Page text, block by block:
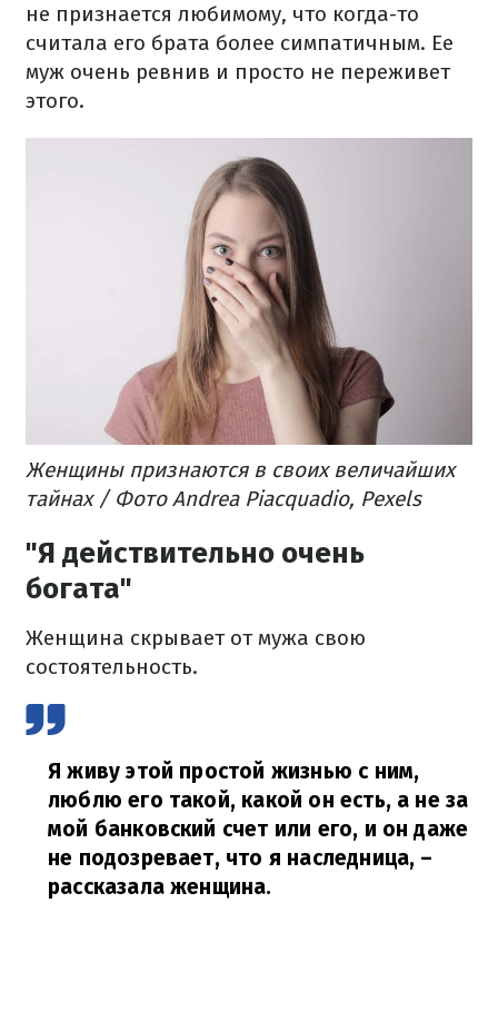
не признается любимому, что когда-то
считала его брата более симпатичным. Ее
муж очень ревнив и просто не переживет
этого.
Женщины признаются в своих величайших
тайнах / Фото Andrea Piacquadio, Pexels
"Я действительно очень
богата"
Женщина скрывает от мужа свою
состоятельность.
Я живу этой простой жизнью с ним,
люблю его такой, какой он есть, а не за
мой банковский счет или его, и он даже
не подозревает, что я наследница, –
рассказала женщина.